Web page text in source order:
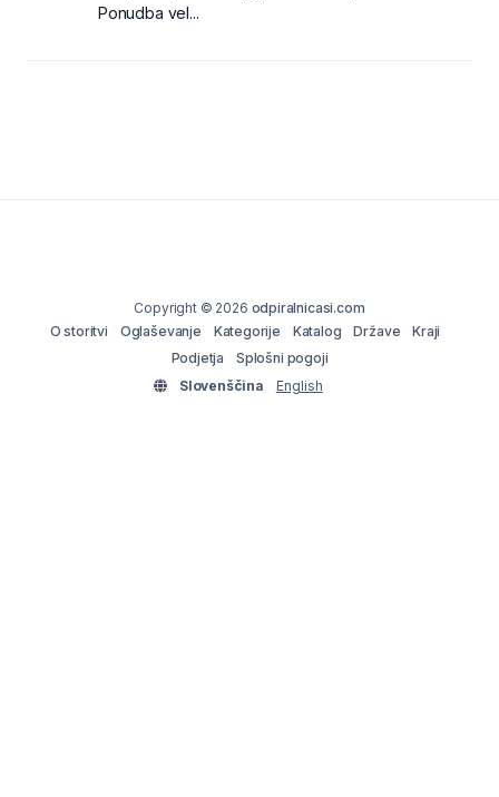
Ponudba vel...
Copyright © 2026 odpiralnicasi.com
O storitvi
Oglaševanje Kategorije Katalog Države
Kraji
Podjetja
Splošni pogoji
Slovenščina
English